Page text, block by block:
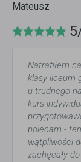
Mateusz
Natrafiłem
klasy liceum
u trudnego
kurs
polecam -
wątpliwości
zachęcały